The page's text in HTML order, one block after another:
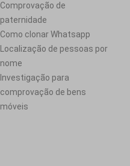
Comprovação de
paternidade
Como clonar Whatsapp
Localização de pessoas por
nome
Investigação para
comprovação de bens
móveis